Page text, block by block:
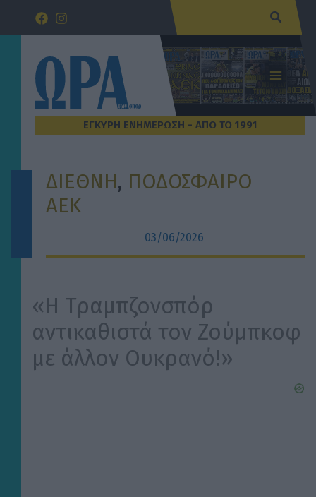
Μετάβαση
ΔΙΕΘΝΗ, ΠΟΔΟΣΦΑΙΡΟ
ΑΕΚ
03/06/2026
«Η Τραμπζονσπόρ
αντικαθιστά τον Ζούμπκοφ
με άλλον Ουκρανό!»